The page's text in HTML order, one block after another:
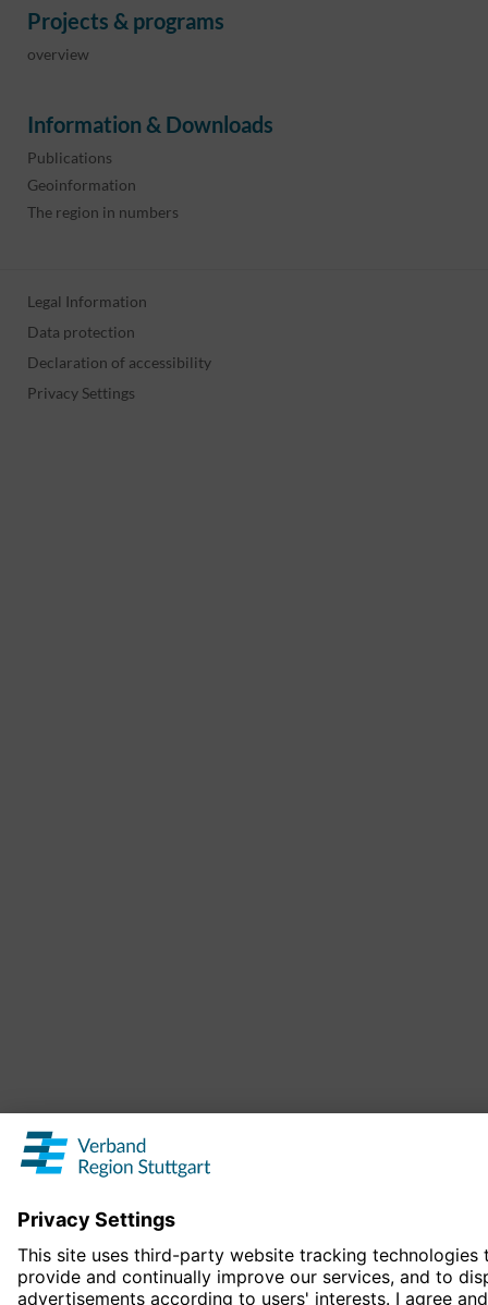
Projects & programs
overview
Information & Downloads
Publications
Geoinformation
The region in numbers
Legal Information
Data protection
Declaration of accessibility
Privacy Settings